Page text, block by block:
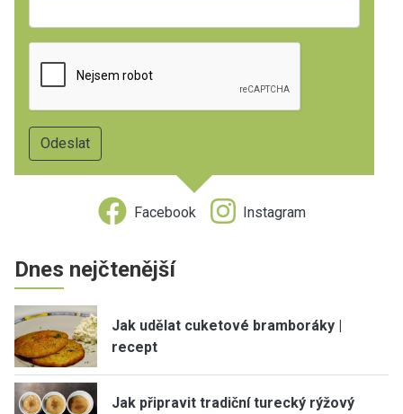
Facebook Instagram
Dnes nejčtenější
Jak udělat cuketové bramboráky |
recept
Jak připravit tradiční turecký rýžový